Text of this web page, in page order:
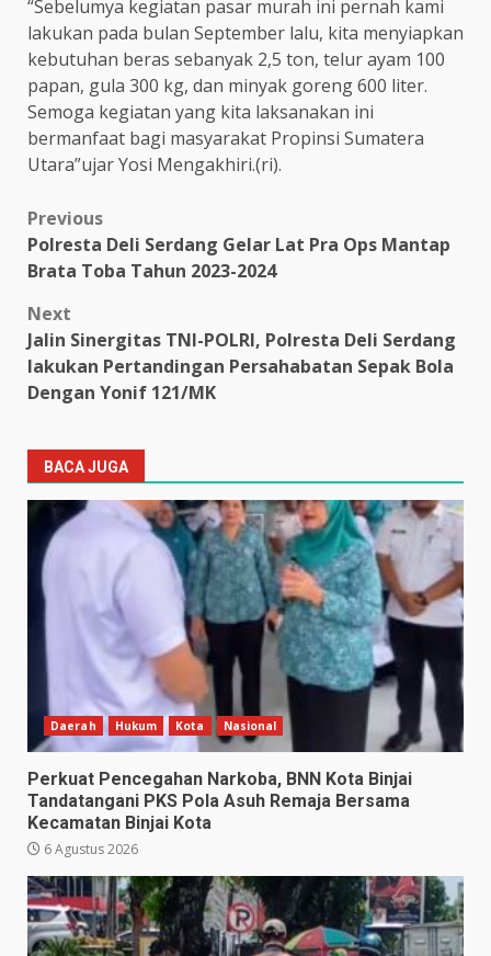
“Sebelumya kegiatan pasar murah ini pernah kami
lakukan pada bulan September lalu, kita menyiapkan
kebutuhan beras sebanyak 2,5 ton, telur ayam 100
papan, gula 300 kg, dan minyak goreng 600 liter.
Semoga kegiatan yang kita laksanakan ini
bermanfaat bagi masyarakat Propinsi Sumatera
Utara”ujar Yosi Mengakhiri.(ri).
Post
navigation
Previous
Polresta Deli Serdang Gelar Lat Pra Ops Mantap
Brata Toba Tahun 2023-2024
Next
Jalin Sinergitas TNI-POLRI, Polresta Deli Serdang
lakukan Pertandingan Persahabatan Sepak Bola
Dengan Yonif 121/MK
BACA JUGA
Daerah Hukum Kota Nasional
Perkuat Pencegahan Narkoba, BNN Kota Binjai
Tandatangani PKS Pola Asuh Remaja Bersama
Kecamatan Binjai Kota
6 Agustus 2026